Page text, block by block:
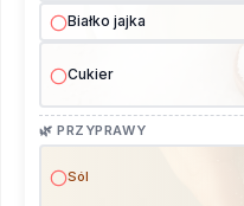
Białko jajka
Cukier
🌿 PRZYPRAWY
Sól